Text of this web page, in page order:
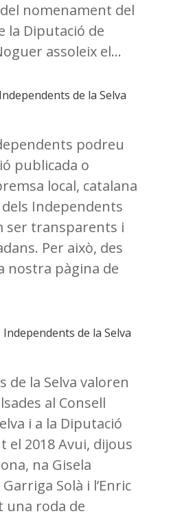
nomenament del
la Diputació de
assoleix el...
de la Selva
podreu
publicada o
local, catalana
Independents
ser transparents i
Per això, des
nostra pàgina de
de la Selva
de la Selva valoren
al Consell
i a la Diputació
el 2018 Avui, dijous
na Gisela
Solà i l’Enric
una roda de